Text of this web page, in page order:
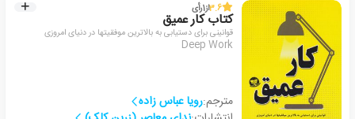
3.6از1رأی
کتاب کار عمیق
قوانینی برای دستیابی به بالاترین موفقیتها در دنیای امروزی
Deep Work
مترجم:رویا عباس زاده